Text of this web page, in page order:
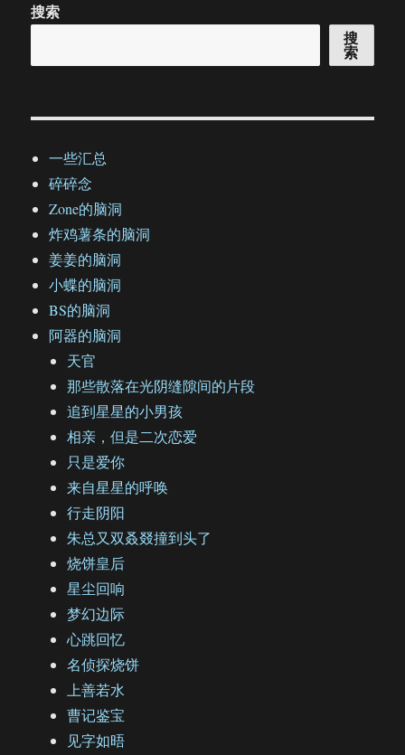
搜索
搜
索
一些汇总
碎碎念
Zone的脑洞
炸鸡薯条的脑洞
姜姜的脑洞
小蝶的脑洞
BS的脑洞
阿器的脑洞
天官
那些散落在光阴缝隙间的片段
追到星星的小男孩
相亲，但是二次恋爱
只是爱你
来自星星的呼唤
行走阴阳
朱总又双叒叕撞到头了
烧饼皇后
星尘回响
梦幻边际
心跳回忆
名侦探烧饼
上善若水
曹记鉴宝
见字如晤